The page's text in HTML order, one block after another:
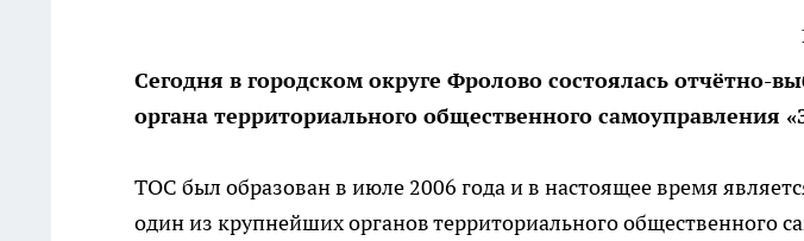
Сегодня в городском округе Фролово состоялась отчётно-
органа территориального общественного самоуправления
ТОС был образован в июле 2006 года и в настоящее время
один из крупнейших органов территориального общественного